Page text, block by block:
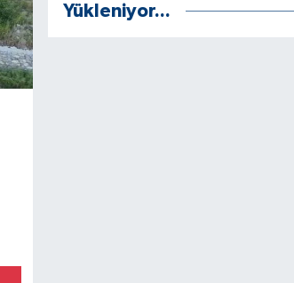
Yükleniyor...